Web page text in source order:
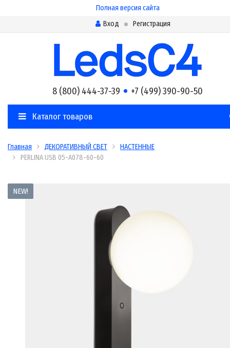
Полная версия сайта
Вход
Регистрация
8 (800) 444-37-39 +7 (499) 390-90-50
Каталог товаров
Главная ДЕКОРАТИВНЫЙ СВЕТ
НАСТЕННЫЕ
PERLINA USB 05-A078-60-60
NEW!